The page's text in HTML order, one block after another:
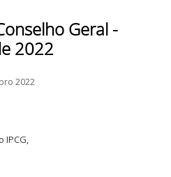
Geral -
2022
2022
IPCG,